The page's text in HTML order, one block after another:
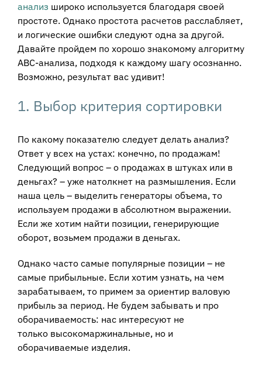
анализ широко используется благодаря своей
простоте. Однако простота расчетов расслабляет,
и логические ошибки следуют одна за другой.
Давайте пройдем по хорошо знакомому алгоритму
АВС-анализа, подходя к каждому шагу осознанно.
Возможно, результат вас удивит!
1. Выбор критерия сортировки
По какому показателю следует делать анализ?
Ответ у всех на устах: конечно, по продажам!
Следующий вопрос – о продажах в штуках или в
деньгах? – уже натолкнет на размышления. Если
наша цель – выделить генераторы объема, то
используем продажи в абсолютном выражении.
Если же хотим найти позиции, генерирующие
оборот, возьмем продажи в деньгах.
Однако часто самые популярные позиции – не
самые прибыльные. Если хотим узнать, на чем
зарабатываем, то примем за ориентир валовую
прибыль за период. Не будем забывать и про
оборачиваемость: нас интересуют не
только высокомаржинальные, но и
оборачиваемые изделия.